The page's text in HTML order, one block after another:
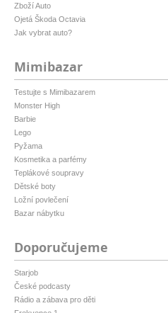
Zboží Auto
Ojetá Škoda Octavia
Jak vybrat auto?
Mimibazar
Testujte s Mimibazarem
Monster High
Barbie
Lego
Pyžama
Kosmetika a parfémy
Teplákové soupravy
Dětské boty
Ložní povlečení
Bazar nábytku
Doporučujeme
Starjob
České podcasty
Rádio a zábava pro děti